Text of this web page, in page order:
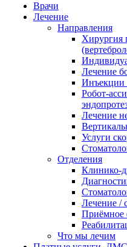
Врачи
Лечение
Направления
Хирургия
Лечение
Инъекции
Робот-
Лечение
Услуги
Отделения
Клинико-
Лечение /
Приёмное
Что мы лечим